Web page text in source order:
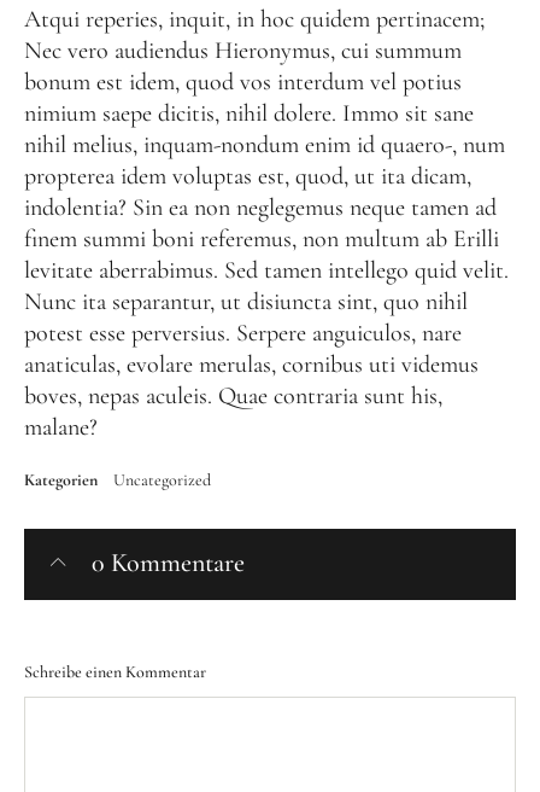
Atqui reperies, inquit, in hoc quidem pertinacem;
Nec vero audiendus Hieronymus, cui summum
bonum est idem, quod vos interdum vel potius
nimium saepe dicitis, nihil dolere. Immo sit sane
nihil melius, inquam-nondum enim id quaero-, num
propterea idem voluptas est, quod, ut ita dicam,
indolentia? Sin ea non neglegemus neque tamen ad
finem summi boni referemus, non multum ab Erilli
levitate aberrabimus. Sed tamen intellego quid velit.
Nunc ita separantur, ut disiuncta sint, quo nihil
potest esse perversius. Serpere anguiculos, nare
anaticulas, evolare merulas, cornibus uti videmus
boves, nepas aculeis. Quae contraria sunt his,
malane?
Kategorien Uncategorized
0 Kommentare
Schreibe einen Kommentar